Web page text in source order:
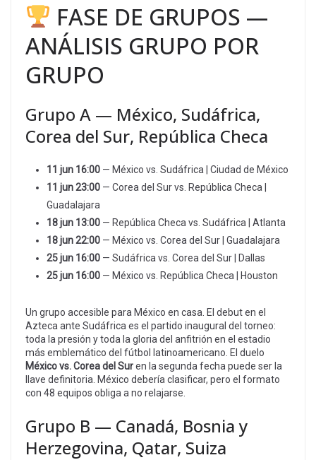
FASE DE GRUPOS —
ANÁLISIS GRUPO POR
GRUPO
Grupo A — México, Sudáfrica,
Corea del Sur, República Checa
11 jun 16:00 — México vs. Sudáfrica | Ciudad de México
11 jun 23:00 — Corea del Sur vs. República Checa |
Guadalajara
18 jun 13:00 — República Checa vs. Sudáfrica | Atlanta
18 jun 22:00 — México vs. Corea del Sur | Guadalajara
25 jun 16:00 — Sudáfrica vs. Corea del Sur | Dallas
25 jun 16:00 — México vs. República Checa | Houston
Un grupo accesible para México en casa. El debut en el
Azteca ante Sudáfrica es el partido inaugural del torneo:
toda la presión y toda la gloria del anfitrión en el estadio
más emblemático del fútbol latinoamericano. El duelo
México vs. Corea del Suren la segunda fecha puede ser la
llave definitoria. México debería clasificar, pero el formato
con 48 equipos obliga a no relajarse.
Grupo B — Canadá, Bosnia y
Herzegovina, Qatar, Suiza